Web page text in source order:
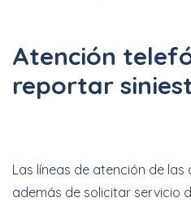
Atención
reportar
Las líneas de atención de las
además de solicitar servicio